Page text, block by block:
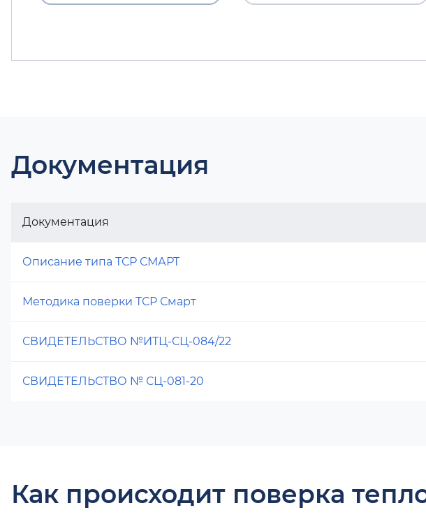
Документация
Документация
Описание типа ТСР СМАРТ
Методика поверки ТСР Смарт
СВИДЕТЕЛЬСТВО №ИТЦ-СЦ-084/22
СВИДЕТЕЛЬСТВО № СЦ-081-20
Как происходит поверка